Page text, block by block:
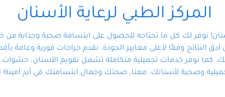
المركز الطبي لرعاية الأسنان
نوفر لك كل ما تحتاجه للحصول على ابتسامة صحية وجذابة
النتائج وفقًا لأعلى معايير الجودة. نقدم جراحات فورية وعامة
كما نوفر خدمات تجميلية متكاملة تشمل تقويم الأسنان، حشوات
وصحية لأسنانك. معنا، صحتك وجمال ابتسامتك في أيدٍ أمينة!